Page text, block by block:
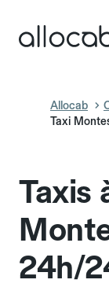
Allocab
Taxi
Taxis
24h/